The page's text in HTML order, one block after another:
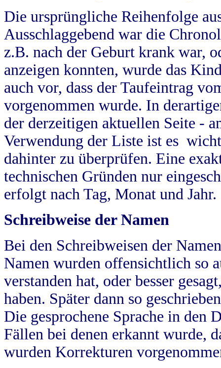
Die ursprüngliche Reihenfolge
Ausschlaggebend war die
z.B. nach der Geburt krank war,
anzeigen konnten, wurde das
auch vor, dass der Taufeintrag
vorgenommen wurde. In
der derzeitigen aktuellen Seite -
Verwendung der Liste ist es
dahinter zu überprüfen. Eine
technischen Gründen nur
erfolgt nach Tag, Monat und Jahr.
Schreibweise der Namen
Bei den Schreibweisen der
Namen wurden offensichtlich so
verstanden hat, oder besser
haben. Später dann so
Die gesprochene Sprache in
Fällen bei denen erkannt wurde,
wurden Korrekturen